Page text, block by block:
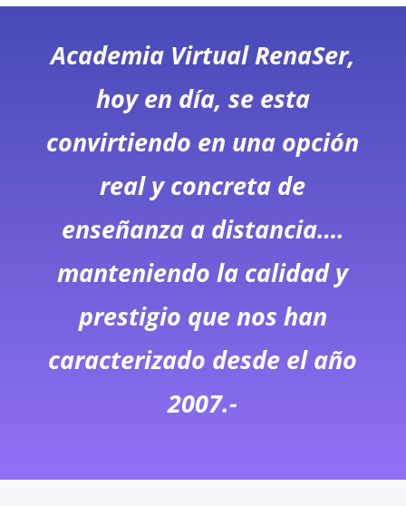
Academia Virtual RenaSer,
hoy en día, se esta
convirtiendo en una opción
real y concreta de
enseñanza a distancia….
manteniendo la calidad y
prestigio que nos han
caracterizado desde el año
2007.-